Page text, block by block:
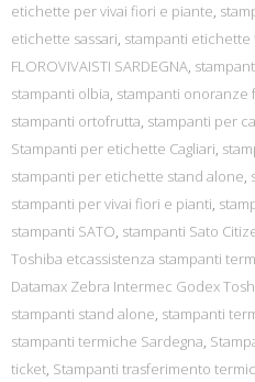
etichette per vivai fiori e piante,
etichette sassari, stampanti
FLOROVIVAISTI SARDEGNA,
stampanti olbia, stampanti onoranze
stampanti ortofrutta, stampanti per
Stampanti per etichette Cagliari,
stampanti per etichette stand alone,
stampanti per vivai fiori e pianti,
stampanti SATO, stampanti Sato
Toshiba etcassistenza stampanti
Datamax Zebra Intermec Godex
stampanti stand alone, stampanti
stampanti termiche Sardegna,
ticket, Stampanti trasferimento